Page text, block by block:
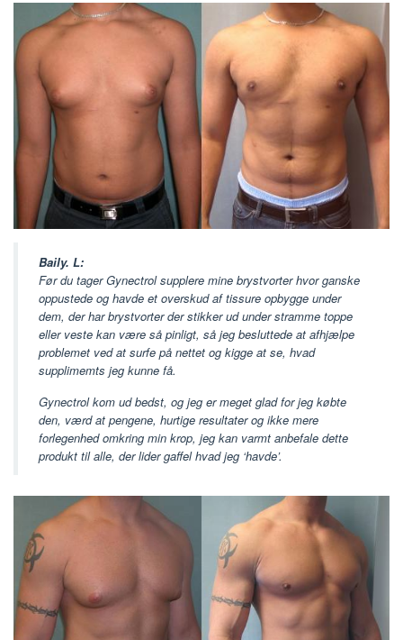
Baily. L:
Før du tager Gynectrol supplere mine brystvorter hvor ganske
oppustede og havde et overskud af tissure opbygge under
dem, der har brystvorter der stikker ud under stramme toppe
eller veste kan være så pinligt, så jeg besluttede at afhjælpe
problemet ved at surfe på nettet og kigge at se, hvad
supplimemts jeg kunne få.
Gynectrol kom ud bedst, og jeg er meget glad for jeg købte
den, værd at pengene, hurtige resultater og ikke mere
forlegenhed omkring min krop, jeg kan varmt anbefale dette
produkt til alle, der lider gaffel hvad jeg ‘havde’.